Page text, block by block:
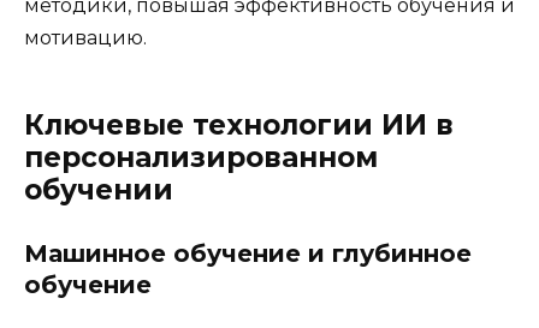
методики, повышая эффективность обучения и
мотивацию.
Ключевые технологии ИИ в
персонализированном
обучении
Машинное обучение и глубинное
обучение